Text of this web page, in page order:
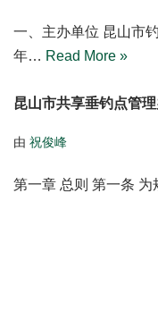
一、主办单位 昆山市
年… Read More »
昆山市共享垂钓点管理
由 祝俊峰
第一章 总则 第一条